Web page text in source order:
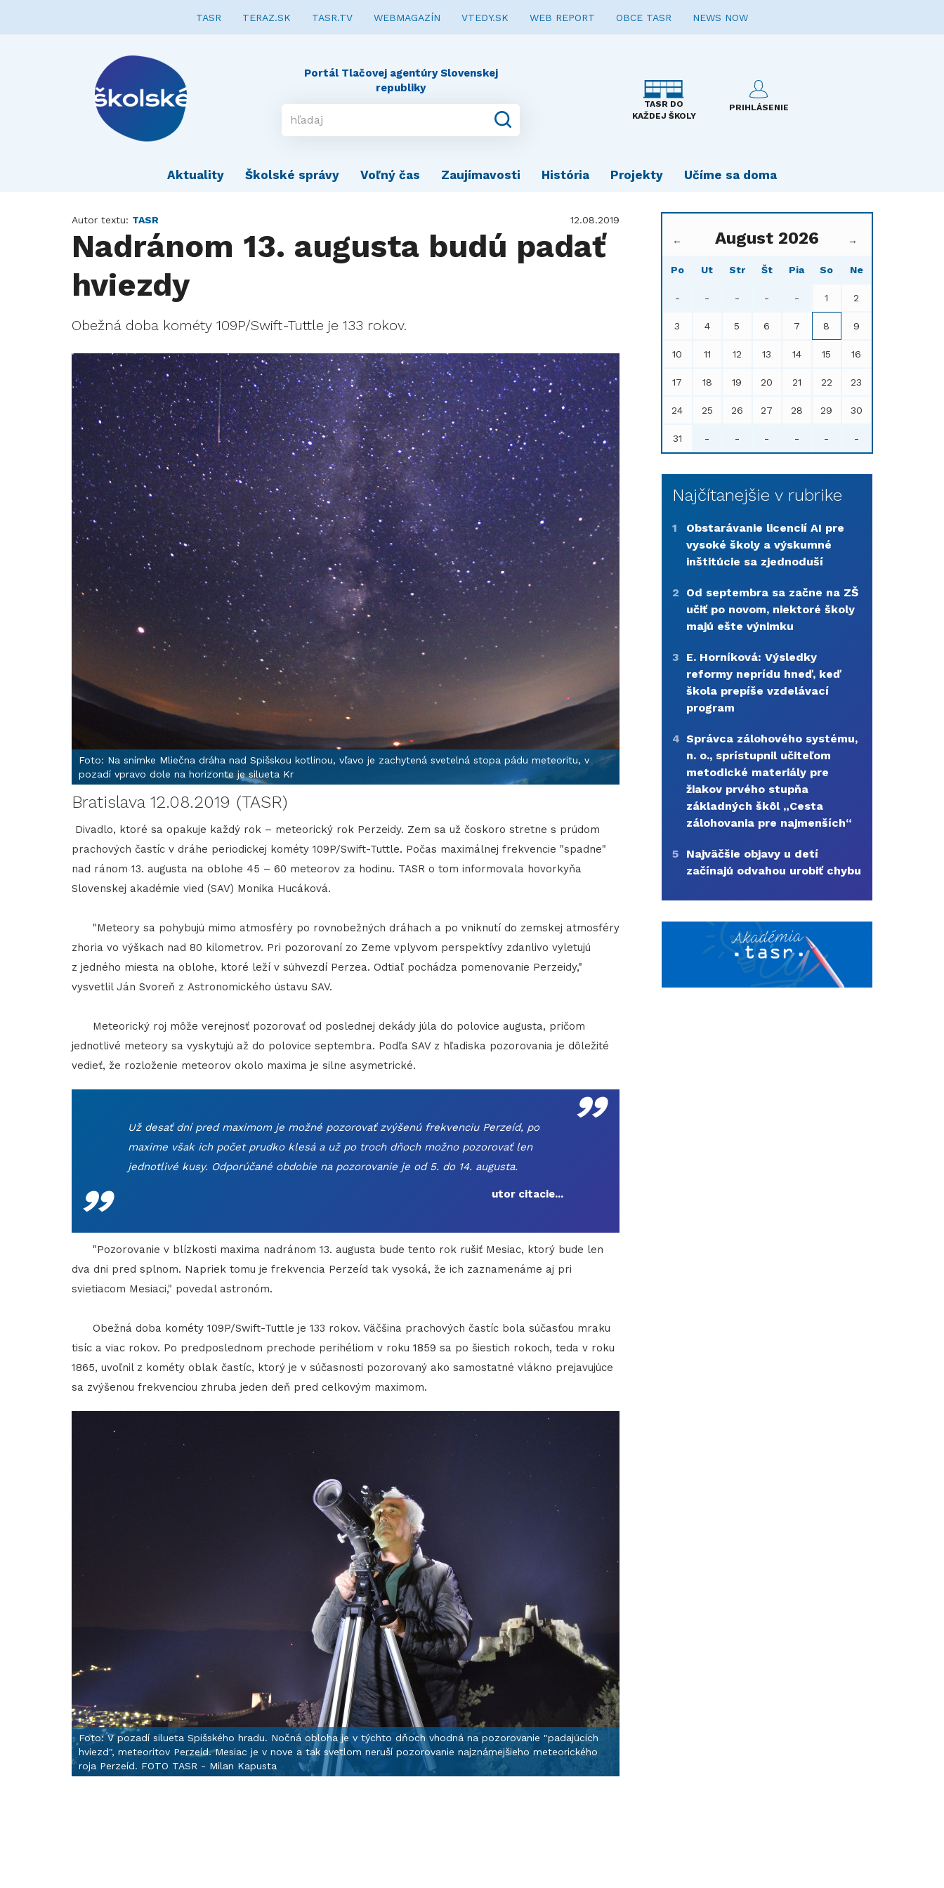
TASR TERAZ.SK TASR.TV WEBMAGAZÍN VTEDY.SK WEB REPORT OBCE TASR NEWS NOW
Portál Tlačovej agentúry Slovenskej
republiky
TASR DO
KAŽDEJ ŠKOLY
PRIHLÁSENIE
Aktuality Školské správy Voľný čas Zaujímavosti História Projekty Učíme sa doma
Autor textu: TASR 12.08.2019
Nadránom 13. augusta budú padať
hviezdy
Obežná doba kométy 109P/Swift-Tuttle je 133 rokov.
Foto: Na snímke Mliečna dráha nad Spišskou kotlinou, vľavo je zachytená svetelná stopa pádu meteoritu, v
pozadí vpravo dole na horizonte je silueta Kr
Bratislava 12.08.2019 (TASR)
Divadlo, ktoré sa opakuje každý rok – meteorický rok Perzeidy. Zem sa už čoskoro stretne s prúdom
prachových častíc v dráhe periodickej kométy 109P/Swift-Tuttle. Počas maximálnej frekvencie "spadne"
nad ránom 13. augusta na oblohe 45 – 60 meteorov za hodinu. TASR o tom informovala hovorkyňa
Slovenskej akadémie vied (SAV) Monika Hucáková.
"Meteory sa pohybujú mimo atmosféry po rovnobežných dráhach a po vniknutí do zemskej atmosféry
zhoria vo výškach nad 80 kilometrov. Pri pozorovaní zo Zeme vplyvom perspektívy zdanlivo vyletujú
z jedného miesta na oblohe, ktoré leží v súhvezdí Perzea. Odtiaľ pochádza pomenovanie Perzeidy,"
vysvetlil Ján Svoreň z Astronomického ústavu SAV.
Meteorický roj môže verejnosť pozorovať od poslednej dekády júla do polovice augusta, pričom
jednotlivé meteory sa vyskytujú až do polovice septembra. Podľa SAV z hľadiska pozorovania je dôležité
vedieť, že rozloženie meteorov okolo maxima je silne asymetrické.
„
„
Už desať dní pred maximom je možné pozorovať zvýšenú frekvenciu Perzeíd, po
maxime však ich počet prudko klesá a už po troch dňoch možno pozorovať len
jednotlivé kusy. Odporúčané obdobie na pozorovanie je od 5. do 14. augusta.
utor citacie...
"Pozorovanie v blízkosti maxima nadránom 13. augusta bude tento rok rušiť Mesiac, ktorý bude len
dva dni pred splnom. Napriek tomu je frekvencia Perzeíd tak vysoká, že ich zaznamenáme aj pri
svietiacom Mesiaci," povedal astronóm.
Obežná doba kométy 109P/Swift-Tuttle je 133 rokov. Väčšina prachových častíc bola súčasťou mraku
tisíc a viac rokov. Po predposlednom prechode perihéliom v roku 1859 sa po šiestich rokoch, teda v roku
1865, uvoľnil z kométy oblak častíc, ktorý je v súčasnosti pozorovaný ako samostatné vlákno prejavujúce
sa zvýšenou frekvenciou zhruba jeden deň pred celkovým maximom.
Foto: V pozadí silueta Spišského hradu. Nočná obloha je v týchto dňoch vhodná na pozorovanie "padajúcich
hviezd", meteoritov Perzeíd. Mesiac je v nove a tak svetlom neruší pozorovanie najznámejšieho meteorického
roja Perzeíd. FOTO TASR - Milan Kapusta
← August 2026 →
Po Ut Str Št Pia So Ne
- - - - - 1 2
3 4 5 6 7 8 9
10 11 12 13 14 15 16
17 18 19 20 21 22 23
24 25 26 27 28 29 30
31 - - - - - -
Najčítanejšie v rubrike
1
Obstarávanie licencií AI pre
vysoké školy a výskumné
inštitúcie sa zjednoduší
2
Od septembra sa začne na ZŠ
učiť po novom, niektoré školy
majú ešte výnimku
3
E. Horníková: Výsledky
reformy neprídu hneď, keď
škola prepíše vzdelávací
program
4 Správca zálohového systému,
n. o., sprístupnil učiteľom
metodické materiály pre
žiakov prvého stupňa
základných škôl „Cesta
zálohovania pre najmenších“
5
Najväčšie objavy u detí
začínajú odvahou urobiť chybu